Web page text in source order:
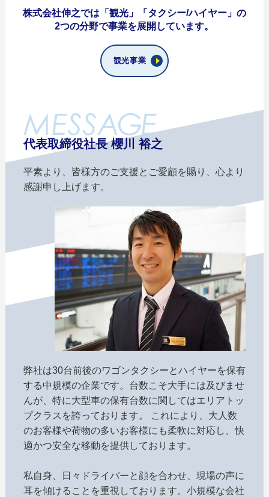
株式会社伸之では「観光」「タクシー/ハイヤー」の
2つの分野で事業を展開しています。
観光事業
代表取締役社長 櫻川 裕之
平素より、皆様方のご支援とご愛顧を賜り、心より
感謝申し上げます。
弊社は30台前後のワゴンタクシーとハイヤーを保有
する中規模の企業です。台数こそ大手には及びませ
んが、特に大型車の保有台数に関してはエリアトッ
プクラスを誇っております。 これにより、大人数
のお客様や荷物の多いお客様にも柔軟に対応し、快
適かつ安全な移動を提供しております。
私自身、日々ドライバーと顔を合わせ、現場の声に
耳を傾けることを重視しております。小規模な会社